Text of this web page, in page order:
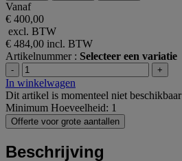
Vanaf
€ 400,00
excl. BTW
€ 484,00 incl. BTW
Artikelnummer : Selecteer een variatie
- +
In winkelwagen
Dit artikel is momenteel niet beschikbaar
Minimum Hoeveelheid: 1
Offerte voor grote aantallen
Beschrijving